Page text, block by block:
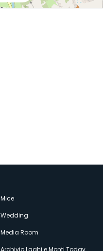
Mice
Wedding
Media Room
Archivio Laghi e Monti Today